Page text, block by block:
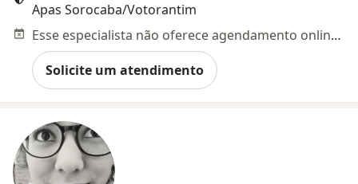
Apas Sorocaba/Votorantim
Esse especialista não oferece agendamento online para esse endereço.
Solicite um atendimento